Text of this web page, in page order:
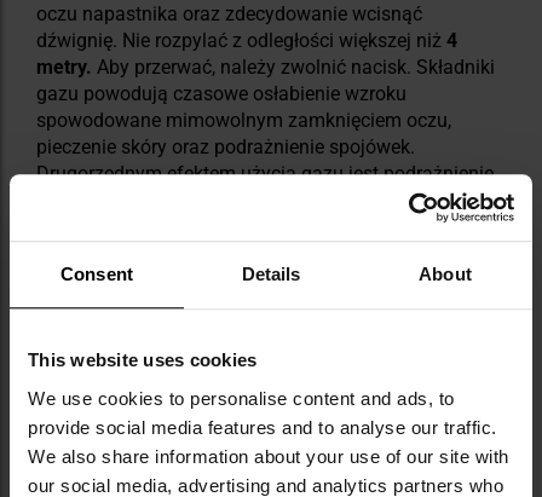
Consent Details About
This website uses cookies
We use cookies to personalise content and ads, to
provide social media features and to analyse our traffic.
We also share information about your use of our site with
our social media, advertising and analytics partners who
oczu napastnika oraz zdecydowanie wcisnąć
dźwignię. Nie rozpylać z odległości większej niż 4
metry. Aby przerwać, należy zwolnić nacisk. Składniki
gazu powodują czasowe osłabienie wzroku
spowodowane mimowolnym zamknięciem oczu,
pieczenie skóry oraz podrażnienie spojówek.
Drugorzędnym efektem użycia gazu jest podrażnienie
późniejszą identyfikację napastnika. Gazy pieprzowe
sąnietoksyczne i bezpieczne dla środowiska